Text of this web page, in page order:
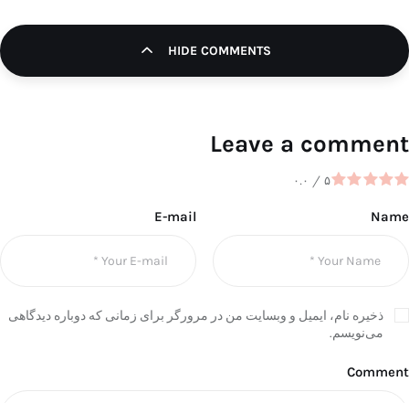
HIDE COMMENTS
Leave a comment
۰.۰ / ۵
Name
E-mail
ذخیره نام، ایمیل و وبسایت من در مرورگر برای زمانی که دوباره دیدگاهی
می‌نویسم.
Comment